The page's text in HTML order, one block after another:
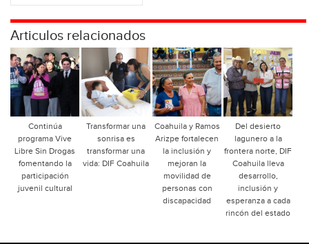
Articulos relacionados
Continúa
programa Vive
Libre Sin Drogas
fomentando la
participación
juvenil cultural
Transformar una
sonrisa es
transformar una
vida: DIF Coahuila
Coahuila y Ramos
Arizpe fortalecen
la inclusión y
mejoran la
movilidad de
personas con
discapacidad
Del desierto
lagunero a la
frontera norte, DIF
Coahuila lleva
desarrollo,
inclusión y
esperanza a cada
rincón del estado